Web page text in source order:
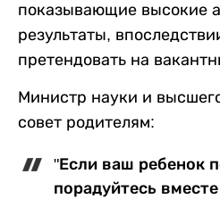
показывающие высокие
результаты,
претендовать на
Министр науки и
совет родителям:
"Если ваш ребенок
порадуйтесь